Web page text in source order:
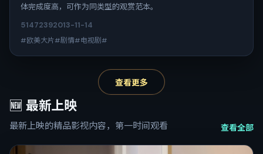
体完成度高，可作为同类型的观赏范本。
51472392013-11-14
#欧美大片#剧情#电视剧#
查看更多
🆕 最新上映
最新上映的精品影视内容，第一时间观看 查看全部